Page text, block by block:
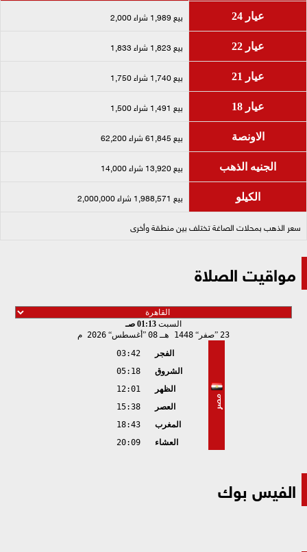
عيار 24 بيع 1,989 شراء 2,000
عيار 22 بيع 1,823 شراء 1,833
عيار 21 بيع 1,740 شراء 1,750
عيار 18 بيع 1,491 شراء 1,500
الاونصة بيع 61,845 شراء 62,200
الجنيه الذهب بيع 13,920 شراء 14,000
الكيلو بيع 1,988,571 شراء 2,000,000
سعر الذهب بمحلات الصاغة تختلف بين منطقة وأخرى
مواقيت الصلاة
السبت 01:13 صـ
23 صفر 1448 هـ 08 أغسطس 2026 م
مصر
الفجر
03:42
الشروق
05:18
الظهر
12:01
العصر
15:38
المغرب
18:43
العشاء
20:09
الفيس بوك